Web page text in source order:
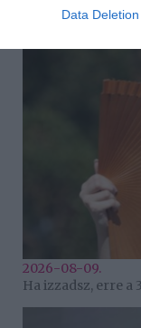
Data Deletion
2026-08-09.
Ha izzadsz, erre a